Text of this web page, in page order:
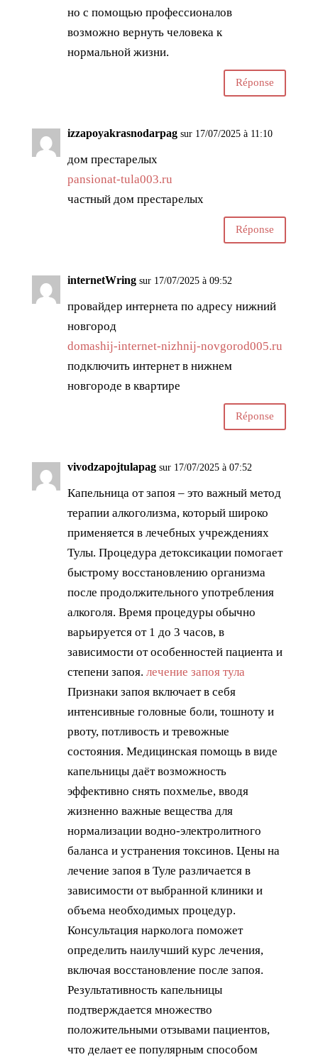
но с помощью профессионалов
возможно вернуть человека к
нормальной жизни.
Réponse
izzapoyakrasnodarpag sur 17/07/2025 à 11:10
дом престарелых
pansionat-tula003.ru
частный дом престарелых
Réponse
internetWring sur 17/07/2025 à 09:52
провайдер интернета по адресу нижний
новгород
domashij-internet-nizhnij-novgorod005.ru
подключить интернет в нижнем
новгороде в квартире
Réponse
vivodzapojtulapag sur 17/07/2025 à 07:52
Капельница от запоя – это важный метод
терапии алкоголизма, который широко
применяется в лечебных учреждениях
Тулы. Процедура детоксикации помогает
быстрому восстановлению организма
после продолжительного употребления
алкоголя. Время процедуры обычно
варьируется от 1 до 3 часов, в
зависимости от особенностей пациента и
степени запоя. лечение запоя тула
Признаки запоя включает в себя
интенсивные головные боли, тошноту и
рвоту, потливость и тревожные
состояния. Медицинская помощь в виде
капельницы даёт возможность
эффективно снять похмелье, вводя
жизненно важные вещества для
нормализации водно-электролитного
баланса и устранения токсинов. Цены на
лечение запоя в Туле различается в
зависимости от выбранной клиники и
объема необходимых процедур.
Консультация нарколога поможет
определить наилучший курс лечения,
включая восстановление после запоя.
Результативность капельницы
подтверждается множество
положительными отзывами пациентов,
что делает ее популярным способом